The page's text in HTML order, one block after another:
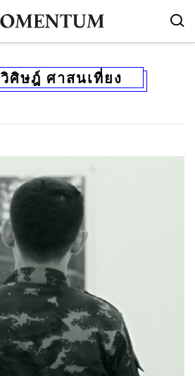
วิศิษฎ์ ศาสนเที่ยง
TWEET LINE EMAIL